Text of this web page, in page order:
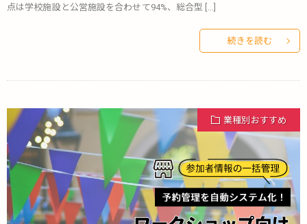
点は学校施設と公営施設を合わせて94%、総合型 […]
続きを読む
業種別おすすめ